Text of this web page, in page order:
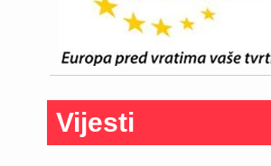
Vijesti